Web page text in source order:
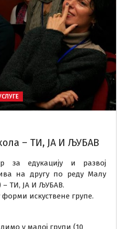
– ТИ, ЈА И ЉУБАВ
за едукацију и развој
на другу по реду Малу
ТИ, ЈА И ЉУБАВ.
искуствене групе.
у малој групи (10